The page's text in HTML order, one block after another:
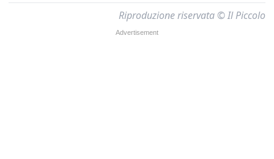
Riproduzione riservata © Il Piccolo